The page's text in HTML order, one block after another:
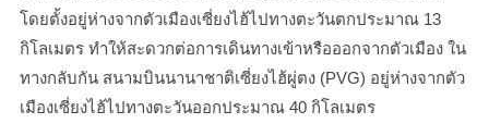
โดยตั้งอยู่ห่างจากตัวเมืองเซี่ยงไฮ้ไปทางตะวันตกประมาณ 13
กิโลเมตร ทำให้สะดวกต่อการเดินทางเข้าหรือออกจากตัวเมือง ใน
ทางกลับกัน สนามบินนานาชาติเซี่ยงไฮ้ผู่ตง (PVG) อยู่ห่างจากตัว
เมืองเซี่ยงไฮ้ไปทางตะวันออกประมาณ 40 กิโลเมตร